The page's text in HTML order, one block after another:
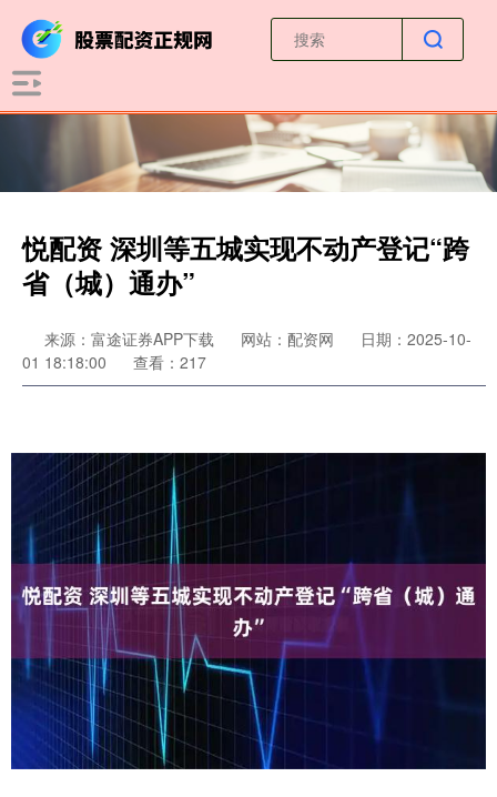
悦配资 深圳等五城实现不动产登记“跨
省（城）通办”
来源：富途证券APP下载 网站：配资网
日期：2025-10-
01 18:18:00
查看：217